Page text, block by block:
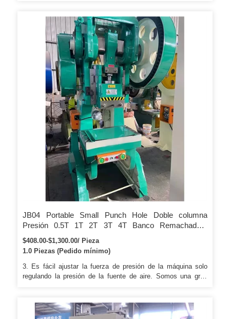
¿Cómo resolvemos el problema de la máquina después de
que su ingeniero se vaya? En términos generales, no habrá
ningún problema después de terminar la instalación.
JB04 Portable Small Punch Hole Doble columna
Presión 0.5T 1T 2T 3T 4T Banco Remachadora
eléctrica Punzonadora
$408.00-$1,300.00/ Pieza
1.0 Piezas (Pedido mínimo)
3. Es fácil ajustar la fuerza de presión de la máquina solo
regulando la presión de la fuente de aire. Somos una gran
más conveniente y efectivo para usted.